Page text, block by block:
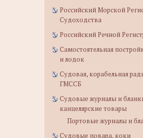
Российский Морской
Судоходства
Российский Речной
Самостоятельная
и лодок
Судовая, корабельная
ГМССБ
Судовые журналы и
канцелярские товары
Портовые журналы и
Судовые повара, коки